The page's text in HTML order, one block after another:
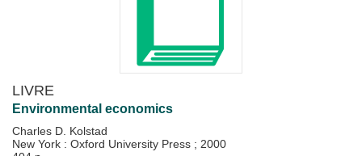
LIVRE
Environmental economics
Charles D. Kolstad
New York : Oxford University Press ; 2000